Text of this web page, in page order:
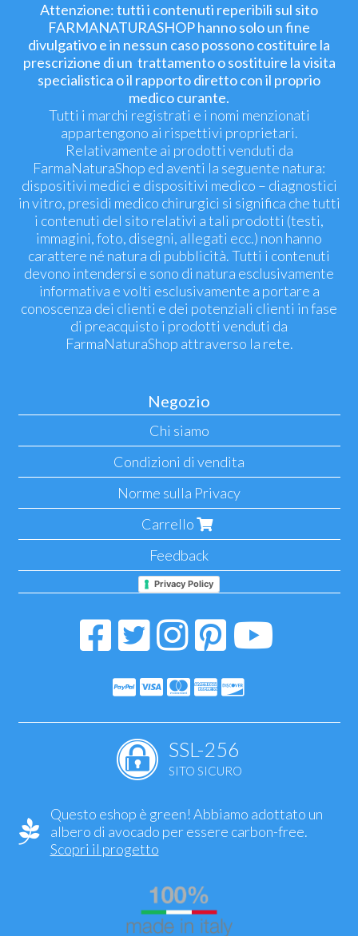
Attenzione: tutti i contenuti reperibili sul sito
FARMANATURASHOP hanno solo un fine
divulgativo e in nessun caso possono costituire la
prescrizione di un trattamento o sostituire la visita
specialistica o il rapporto diretto con il proprio
medico curante.
Tutti i marchi registrati e i nomi menzionati
appartengono ai rispettivi proprietari.
Relativamente ai prodotti venduti da
FarmaNaturaShop ed aventi la seguente natura:
dispositivi medici e dispositivi medico – diagnostici
in vitro, presidi medico chirurgici si significa che tutti
i contenuti del sito relativi a tali prodotti (testi,
immagini, foto, disegni, allegati ecc.) non hanno
carattere né natura di pubblicità. Tutti i contenuti
devono intendersi e sono di natura esclusivamente
informativa e volti esclusivamente a portare a
conoscenza dei clienti e dei potenziali clienti in fase
di preacquisto i prodotti venduti da
FarmaNaturaShop attraverso la rete.
Negozio
Chi siamo
Condizioni di vendita
Norme sulla Privacy
Carrello
Feedback
Privacy Policy
SSL-256
SITO SICURO
Questo eshop è green! Abbiamo adottato un
albero di avocado per essere carbon-free.
Scopri il progetto